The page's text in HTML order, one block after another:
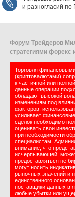
и разногласий по
Форум Трейдеров
стратегиями форекс
Торговля
(криптовалютами)
к частичной или
данные операции
обладают высокой
изменениям под
факторов;
усиливает
сделок необходимо
оценивать свои
при необходимости
специалистам.
внимание, что
исчерпывающей,
предоставляться не
могут носить
рыночных значений и
единственного
поставщики данных в
любые убытки или